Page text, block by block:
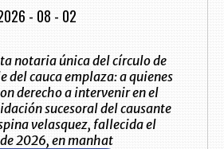
- 08 - 02
notaria única del círculo de
del cauca emplaza: a quienes
derecho a intervenir en el
sucesoral del causante
velasquez, fallecida el
2026, en manhat